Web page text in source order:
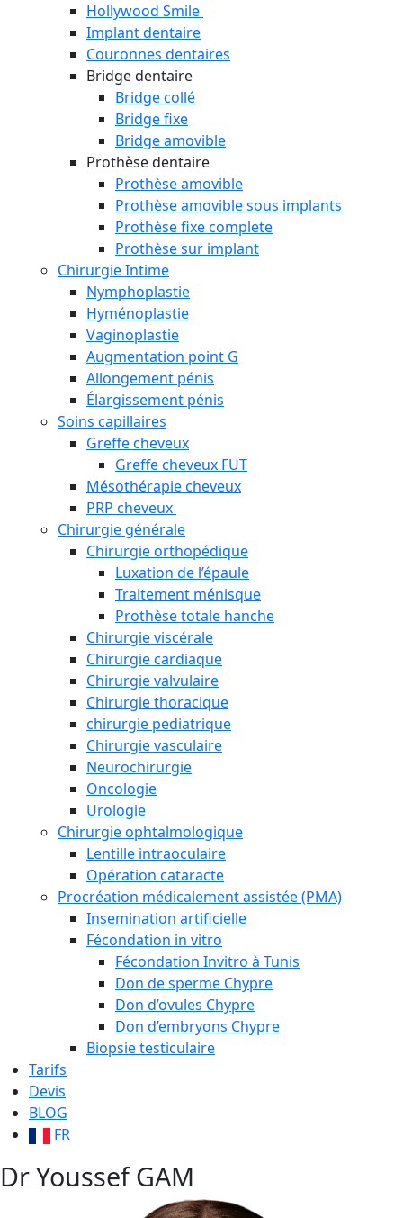
Hollywood Smile
Implant dentaire
Couronnes dentaires
Bridge dentaire
Bridge collé
Bridge fixe
Bridge amovible
Prothèse dentaire
Prothèse amovible
Prothèse amovible sous implants
Prothèse fixe complete
Prothèse sur implant
Chirurgie Intime
Nymphoplastie
Hyménoplastie
Vaginoplastie
Augmentation point G
Allongement pénis
Élargissement pénis
Soins capillaires
Greffe cheveux
Greffe cheveux FUT
Mésothérapie cheveux
PRP cheveux
Chirurgie générale
Chirurgie orthopédique
Luxation de l’épaule
Traitement ménisque
Prothèse totale hanche
Chirurgie viscérale
Chirurgie cardiaque
Chirurgie valvulaire
Chirurgie thoracique
chirurgie pediatrique
Chirurgie vasculaire
Neurochirurgie
Oncologie
Urologie
Chirurgie ophtalmologique
Lentille intraoculaire
Opération cataracte
Procréation médicalement assistée (PMA)
Insemination artificielle
Fécondation in vitro
Fécondation Invitro à Tunis
Don de sperme Chypre
Don d’ovules Chypre
Don d’embryons Chypre
Biopsie testiculaire
Tarifs
Devis
BLOG
FR
Dr Youssef GAM